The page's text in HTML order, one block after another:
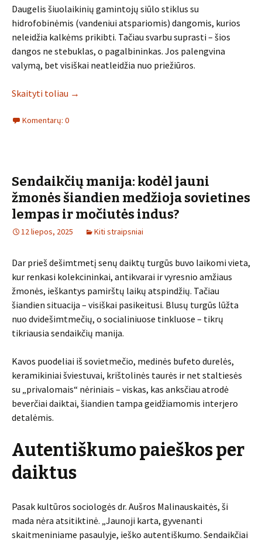
Daugelis šiuolaikinių gamintojų siūlo stiklus su
hidrofobinėmis (vandeniui atspariomis) dangomis, kurios
neleidžia kalkėms prikibti. Tačiau svarbu suprasti – šios
dangos ne stebuklas, o pagalbininkas. Jos palengvina
valymą, bet visiškai neatleidžia nuo priežiūros.
Skaityti toliau →
Komentarų: 0
Sendaikčių manija: kodėl jauni
žmonės šiandien medžioja sovietines
lempas ir močiutės indus?
12 liepos, 2025 Kiti straipsniai
Dar prieš dešimtmetį senų daiktų turgūs buvo laikomi vieta,
kur renkasi kolekcininkai, antikvarai ir vyresnio amžiaus
žmonės, ieškantys pamirštų laikų atspindžių. Tačiau
šiandien situacija – visiškai pasikeitusi. Blusų turgūs lūžta
nuo dvidešimtmečių, o socialiniuose tinkluose – tikrų
tikriausia sendaikčių manija.
Kavos puodeliai iš sovietmečio, medinės bufeto durelės,
keramikiniai šviestuvai, krištolinės taurės ir net staltiesės
su „privalomais“ nėriniais – viskas, kas anksčiau atrodė
beverčiai daiktai, šiandien tampa geidžiamomis interjero
detalėmis.
Autentiškumo paieškos per
daiktus
Pasak kultūros sociologės dr. Aušros Malinauskaitės, ši
mada nėra atsitiktinė. „Jaunoji karta, gyvenanti
skaitmeniniame pasaulyje, ieško autentiškumo. Sendaikčiai